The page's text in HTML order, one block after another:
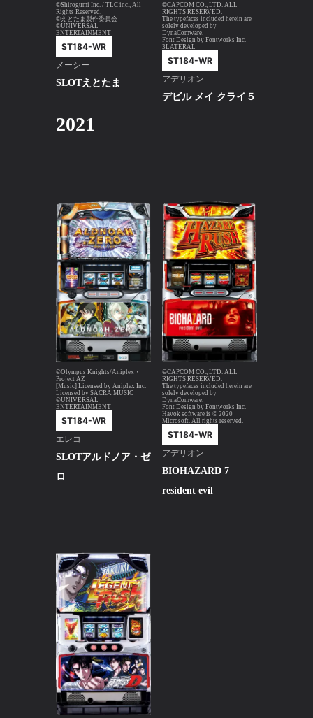
©Shirogumi Inc. / TLC inc., All
Rights Reserved.
©えとたま製作委員会
©UNIVERSAL
ENTERTAINMENT
ST184-WR
メーシー
SLOTえとたま
©CAPCOM CO., LTD. ALL
RIGHTS RESERVED.
The typefaces included herein are
solely developed by
DynaComware.
Font Design by Fontworks Inc.
3LATERAL
ST184-WR
アデリオン
デビル メイ クライ５
2021
©Olympus Knights/Aniplex・
Project AZ
[Music] Licensed by Aniplex Inc.
Licensed by SACRA MUSIC
©UNIVERSAL
ENTERTAINMENT
ST184-WR
エレコ
SLOTアルドノア・ゼ
ロ
©CAPCOM CO., LTD. ALL
RIGHTS RESERVED.
The typefaces included herein are
solely developed by
DynaComware.
Font Design by Fontworks Inc.
Havok software is © 2020
Microsoft. All rights reserved.
ST184-WR
アデリオン
BIOHAZARD 7
resident evil